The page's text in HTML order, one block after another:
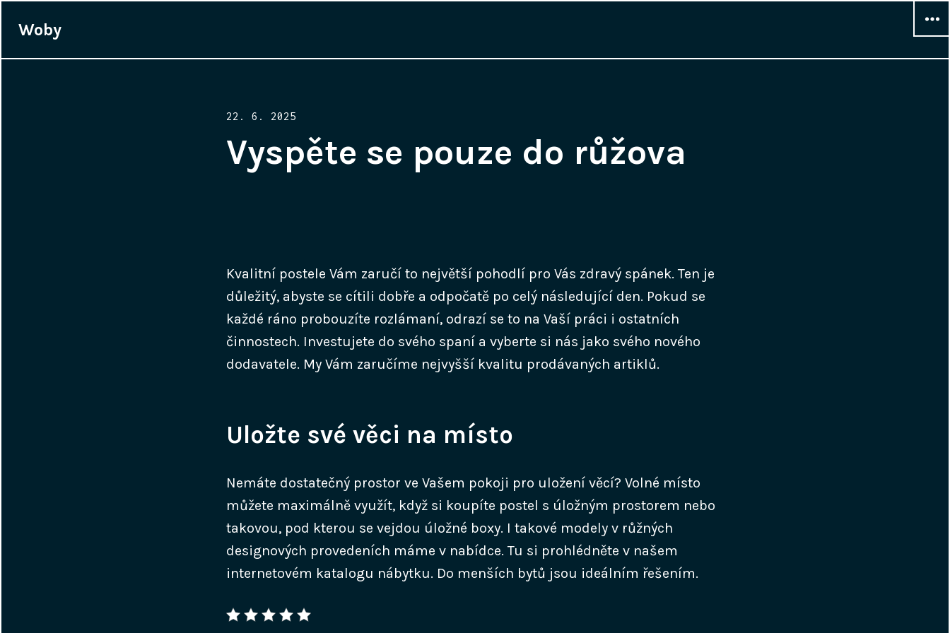
Woby
Posted
22. 6. 2025
Vyspěte se pouze do růžova
Kvalitní postele Vám zaručí to největší pohodlí pro Vás zdravý spánek. Ten je
důležitý, abyste se cítili dobře a odpočatě po celý následující den. Pokud se
každé ráno probouzíte rozlámaní, odrazí se to na Vaší práci i ostatních
činnostech. Investujete do svého spaní a vyberte si nás jako svého nového
dodavatele. My Vám zaručíme nejvyšší kvalitu prodávaných artiklů.
Uložte své věci na místo
Nemáte dostatečný prostor ve Vašem pokoji pro uložení věcí? Volné místo
můžete maximálně využít, když si koupíte postel s úložným prostorem nebo
takovou, pod kterou se vejdou úložné boxy. I takové modely v růžných
designových provedeních máme v nabídce. Tu si prohlédněte v našem
internetovém katalogu nábytku. Do menších bytů jsou ideálním řešením.